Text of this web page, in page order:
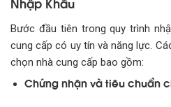
Bước đầu tiên trong quy trình
cung cấp có uy tín và năng lực.
chọn nhà cung cấp bao gồm:
Chứng nhận và tiêu chuẩn